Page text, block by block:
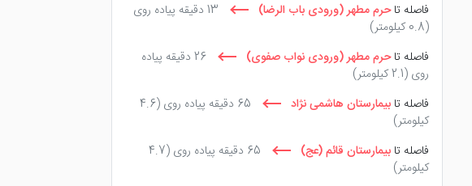
فاصله تاحرم مطهر (ورودی باب الرضا)
13 دقیقه پیاده روی
(0.8 کیلومتر)
فاصله تاحرم مطهر (ورودی نواب صفوی)
26 دقیقه پیاده
روی (2.1 کیلومتر)
فاصله تا بیمارستان هاشمی نژاد 65 دقیقه پیاده روی
(4.6
کیلومتر)
فاصله تا بیمارستان قائم (عج) 65 دقیقه پیاده روی
(4.7
کیلومتر)